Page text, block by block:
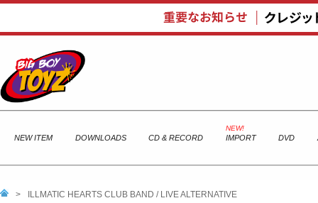
NEW ITEM DOWNLOADS CD & RECORD IMPORT DVD
> ILLMATIC HEARTS CLUB BAND / LIVE ALTERNATIVE